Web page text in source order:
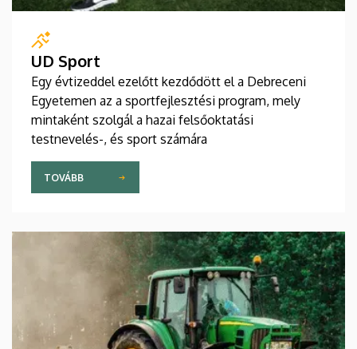
UD Sport
Egy évtizeddel ezelőtt kezdődött el a Debreceni
Egyetemen az a sportfejlesztési program, mely
mintaként szolgál a hazai felsőoktatási
testnevelés-, és sport számára
TOVÁBB